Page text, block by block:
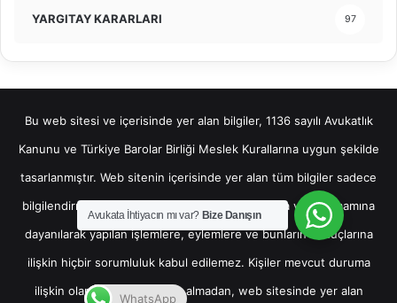
YARGITAY KARARLARI 97
Bu web sitesi ve içerisinde yer alan bilgiler, 1136 sayılı Avukatlık
Kanunu ve Türkiye Barolar Birliği Meslek Kurallarına uygun şekilde
tasarlanmıştır. Web sitenin içerisinde yer alan tüm bilgiler sadece
bilgilendirme amaçlı olup, bu bilgilerin bir kısmına veya tamamına
dayanılarak yapılan işlemlere, eylemlere ve bunların sonuçlarına
ilişkin hiçbir sorumluluk kabul edilemez. Kişiler mevcut duruma
ilişkin olarak hukuki destek almadan, web sitesinde yer alan
Avukata İhtiyacın mı var? Bize Danışın
WhatsApp